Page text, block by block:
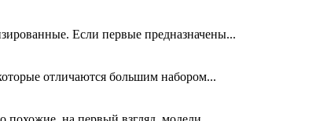
Если первые предназначены...
отличаются большим набором...